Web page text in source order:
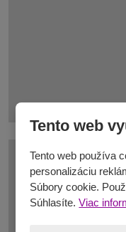
Tento web
Tento web používa
personalizáciu
Súbory cookie.
Súhlasíte.Viac